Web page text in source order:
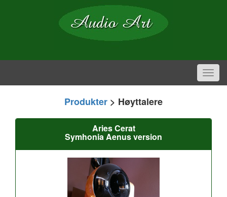
Produkter > Høyttalere
Aries Cerat
Symhonia Aenus version